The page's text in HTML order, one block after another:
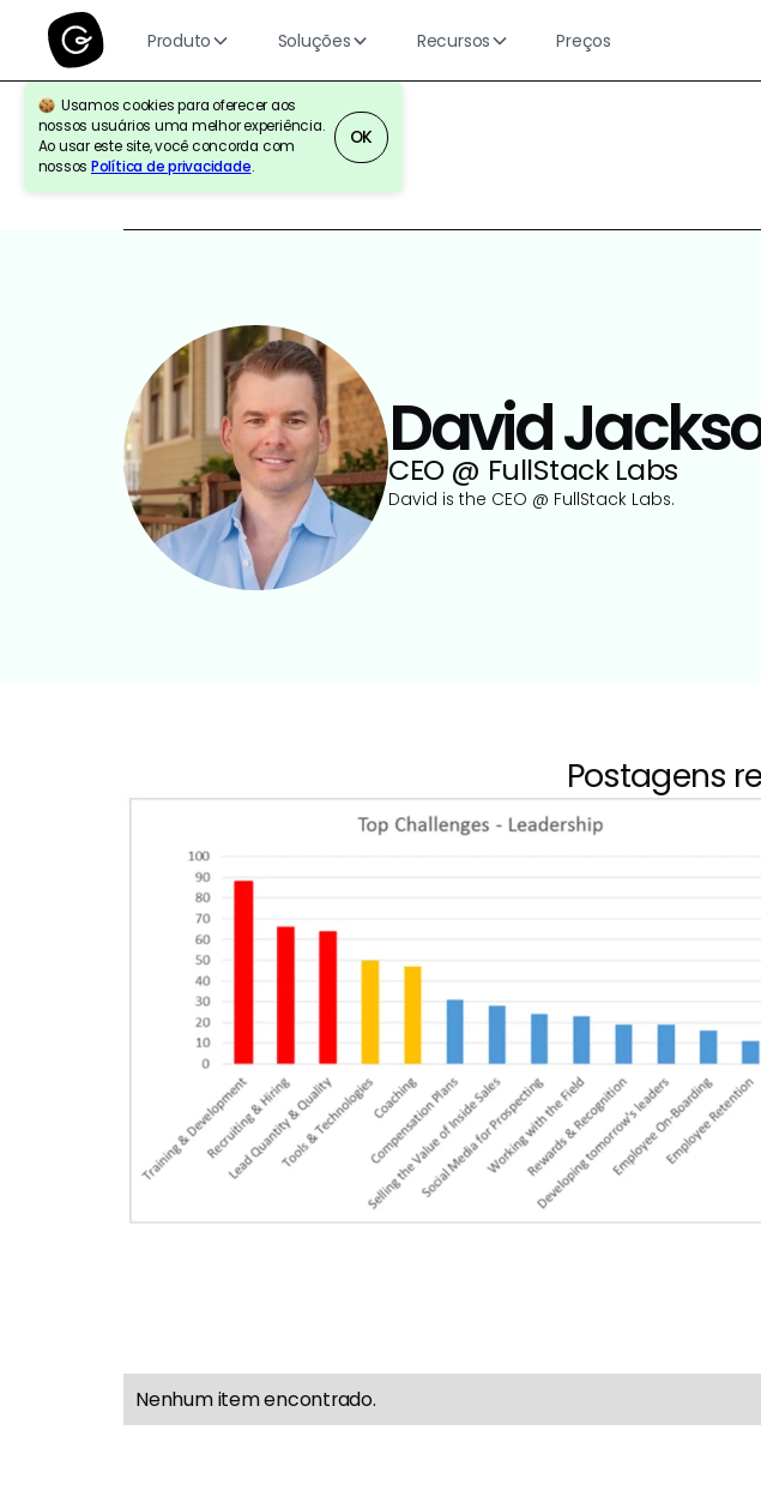
Produto Soluções Recursos Preços
Usamos cookies para oferecer aos
nossos usuários uma melhor experiência.
Ao usar este site, você concorda com
nossos Política de privacidade.
OK
David
CEO @ FullStack Labs
David is the CEO @ FullStack Labs.
Postagens
Nenhum item encontrado.